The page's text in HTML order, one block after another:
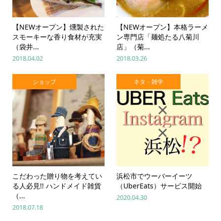
【NEWオープン】燻製された
スモーキーな香り食材が充実
（袋井...
2018.04.02
【NEWオープン】本格ラーメ
ン専門店「麺処たる八菊川
店」（菊...
2018.03.26
ショップ
こだわった贈り物を考えてい
る人必見!! ハンドメイド雑貨
（...
2018.07.18
ネタ・雑学
浜松市でウーバーイーツ
（UberEats）サービス開始
2020.04.30